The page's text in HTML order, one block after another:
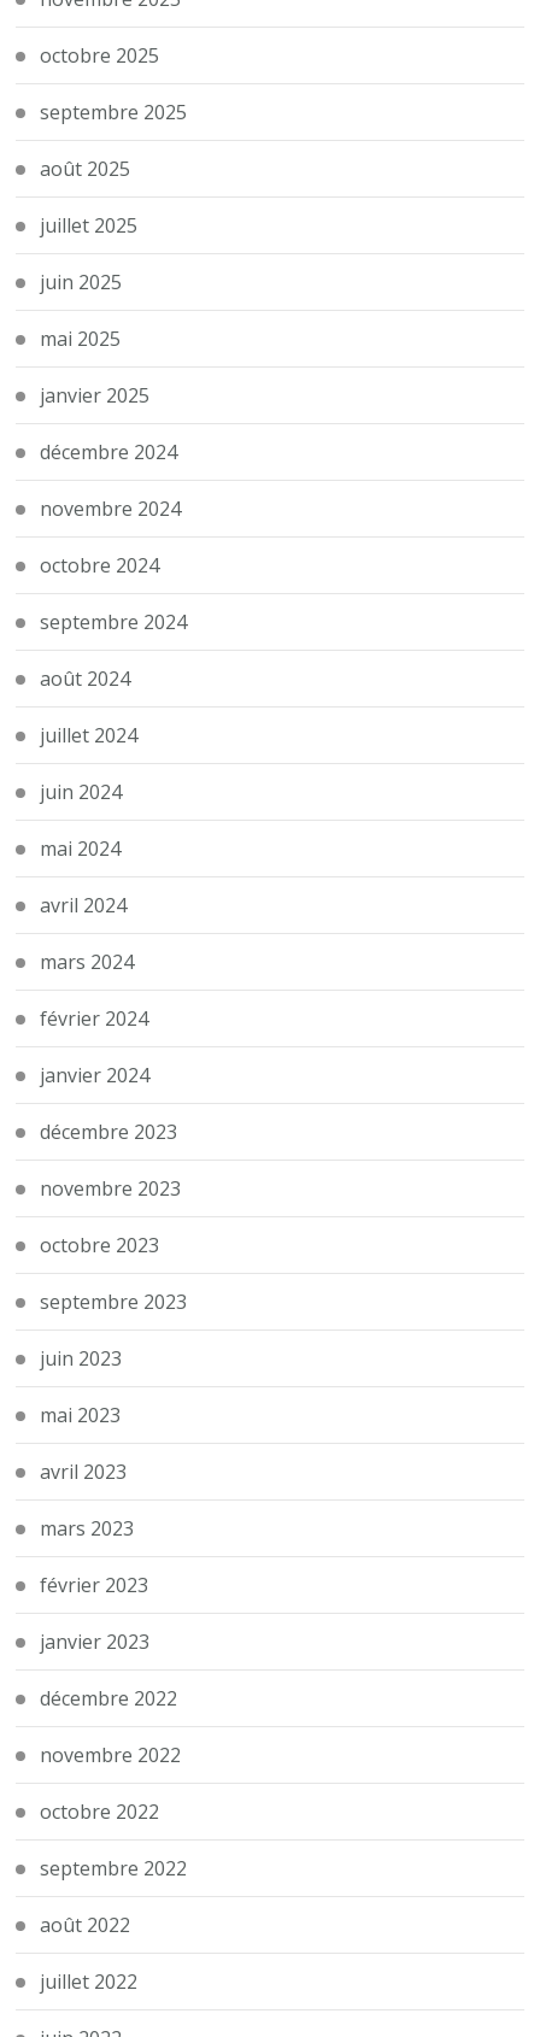
octobre 2025
septembre 2025
août 2025
juillet 2025
juin 2025
mai 2025
janvier 2025
décembre 2024
novembre 2024
octobre 2024
septembre 2024
août 2024
juillet 2024
juin 2024
mai 2024
avril 2024
mars 2024
février 2024
janvier 2024
décembre 2023
novembre 2023
octobre 2023
septembre 2023
juin 2023
mai 2023
avril 2023
mars 2023
février 2023
janvier 2023
décembre 2022
novembre 2022
octobre 2022
septembre 2022
août 2022
juillet 2022